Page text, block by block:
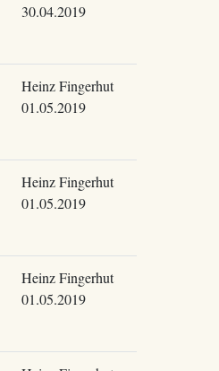
30.04.2019
Heinz Fingerhut
01.05.2019
Heinz Fingerhut
01.05.2019
Heinz Fingerhut
01.05.2019